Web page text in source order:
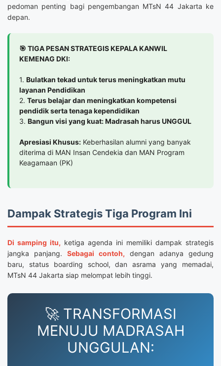
pedoman penting bagi pengembangan MTsN 44 Jakarta ke
depan.
🎯 TIGA PESAN STRATEGIS KEPALA KANWIL
KEMENAG DKI:
1. Bulatkan tekad untuk terus meningkatkan mutu
layanan Pendidikan
2. Terus belajar dan meningkatkan kompetensi
pendidik serta tenaga kependidikan
3. Bangun visi yang kuat: Madrasah harus UNGGUL
Apresiasi Khusus: Keberhasilan alumni yang banyak
diterima di MAN Insan Cendekia dan MAN Program
Keagamaan (PK)
Dampak Strategis Tiga Program Ini
Di samping itu, ketiga agenda ini memiliki dampak strategis
jangka panjang. Sebagai contoh, dengan adanya gedung
baru, status boarding school, dan asrama yang memadai,
MTsN 44 Jakarta siap melompat lebih tinggi.
🚀 TRANSFORMASI
MENUJU MADRASAH
UNGGULAN: